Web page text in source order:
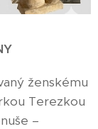
ženskému
Terezkou
–